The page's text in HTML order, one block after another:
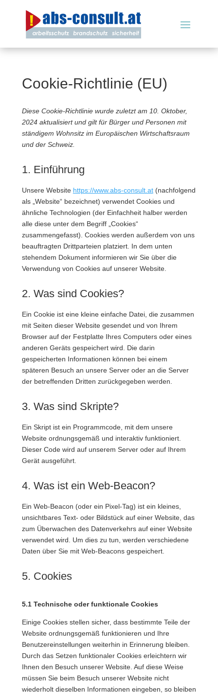
Cookie-Richtlinie (EU)
Diese Cookie-Richtlinie wurde zuletzt am 10. Oktober,
2024 aktualisiert und gilt für Bürger und Personen mit
ständigem Wohnsitz im Europäischen Wirtschaftsraum
und der Schweiz.
1. Einführung
Unsere Website https://www.abs-consult.at(nachfolgend
als „Website“ bezeichnet) verwendet Cookies und
ähnliche Technologien (der Einfachheit halber werden
alle diese unter dem Begriff „Cookies“
zusammengefasst). Cookies werden außerdem von uns
beauftragten Drittparteien platziert. In dem unten
stehendem Dokument informieren wir Sie über die
Verwendung von Cookies auf unserer Website.
2. Was sind Cookies?
Ein Cookie ist eine kleine einfache Datei, die zusammen
mit Seiten dieser Website gesendet und von Ihrem
Browser auf der Festplatte Ihres Computers oder eines
anderen Geräts gespeichert wird. Die darin
gespeicherten Informationen können bei einem
späteren Besuch an unsere Server oder an die Server
der betreffenden Dritten zurückgegeben werden.
3. Was sind Skripte?
Ein Skript ist ein Programmcode, mit dem unsere
Website ordnungsgemäß und interaktiv funktioniert.
Dieser Code wird auf unserem Server oder auf Ihrem
Gerät ausgeführt.
4. Was ist ein Web-Beacon?
Ein Web-Beacon (oder ein Pixel-Tag) ist ein kleines,
unsichtbares Text- oder Bildstück auf einer Website, das
zum Überwachen des Datenverkehrs auf einer Website
verwendet wird. Um dies zu tun, werden verschiedene
Daten über Sie mit Web-Beacons gespeichert.
5. Cookies
5.1 Technische oder funktionale Cookies
Einige Cookies stellen sicher, dass bestimmte Teile der
Website ordnungsgemäß funktionieren und Ihre
Benutzereinstellungen weiterhin in Erinnerung bleiben.
Durch das Setzen funktionaler Cookies erleichtern wir
Ihnen den Besuch unserer Website. Auf diese Weise
müssen Sie beim Besuch unserer Website nicht
wiederholt dieselben Informationen eingeben, so bleiben